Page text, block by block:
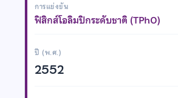
การแข่งขัน
ฟิสิกส์โอลิมปิกระดับชาติ (TPhO)
ปี (พ.ศ.)
2552